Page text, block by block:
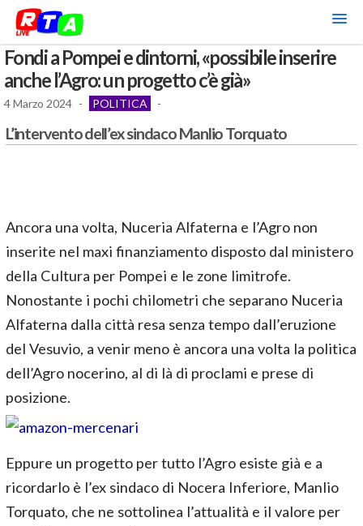
Fondi a Pompei e dintorni, «possibile inserire
anche l’Agro: un progetto c’è già»
4 Marzo 2024 - POLITICA -
L’intervento dell’ex sindaco Manlio Torquato
Ancora una volta, Nuceria Alfaterna e l’Agro non
inserite nel maxi finanziamento disposto dal ministero
della Cultura per Pompei e le zone limitrofe.
Nonostante i pochi chilometri che separano Nuceria
Alfaterna dalla città resa senza tempo dall’eruzione
del Vesuvio, a venir meno è ancora una volta la politica
dell’Agro nocerino, al di là di proclami e prese di
posizione.
Eppure un progetto per tutto l’Agro esiste già e a
ricordarlo è l’ex sindaco di Nocera Inferiore, Manlio
Torquato, che ne sottolinea l’attualità e il valore per